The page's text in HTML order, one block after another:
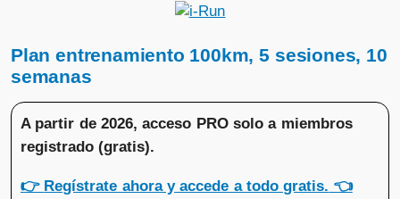
Plan entrenamiento 100km, 5 sesiones, 10
semanas
A partir de 2026, acceso PRO solo a miembros
registrado (gratis).
👉 Regístrate ahora y accede a todo gratis. 👈